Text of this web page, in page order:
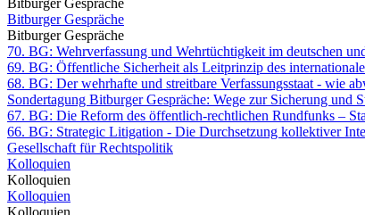
Bitburger Gespräche
Bitburger Gespräche
Bitburger Gespräche
70. BG: Wehrverfassung und Wehrtüchtigkeit im deutschen
69. BG: Öffentliche Sicherheit als Leitprinzip des
68. BG: Der wehrhafte und streitbare Verfassungsstaat - wie
Sondertagung Bitburger Gespräche: Wege zur Sicherung und
67. BG: Die Reform des öffentlich-rechtlichen Rundfunks –
66. BG: Strategic Litigation - Die Durchsetzung kollektiver
Gesellschaft für Rechtspolitik
Kolloquien
Kolloquien
Kolloquien
Kolloquien